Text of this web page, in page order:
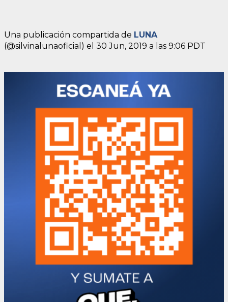
Una publicación compartida de LUNA
(@silvinalunaoficial) el 30 Jun, 2019 a las 9:06 PDT